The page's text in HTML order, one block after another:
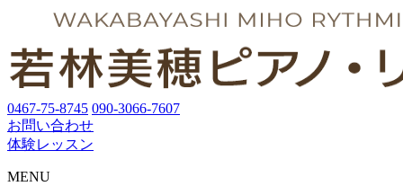
0467-75-8745 090-3066-7607
お問い合わせ
体験レッスン
MENU